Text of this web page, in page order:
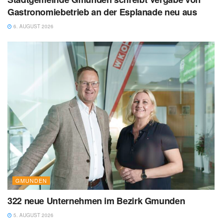
Gastronomiebetrieb an der Esplanade neu aus
6. AUGUST 2026
GMUNDEN
322 neue Unternehmen im Bezirk Gmunden
5. AUGUST 2026